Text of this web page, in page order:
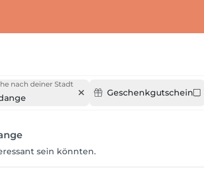
nach deiner Stadt
Geschenkgutschein
sein könnten.